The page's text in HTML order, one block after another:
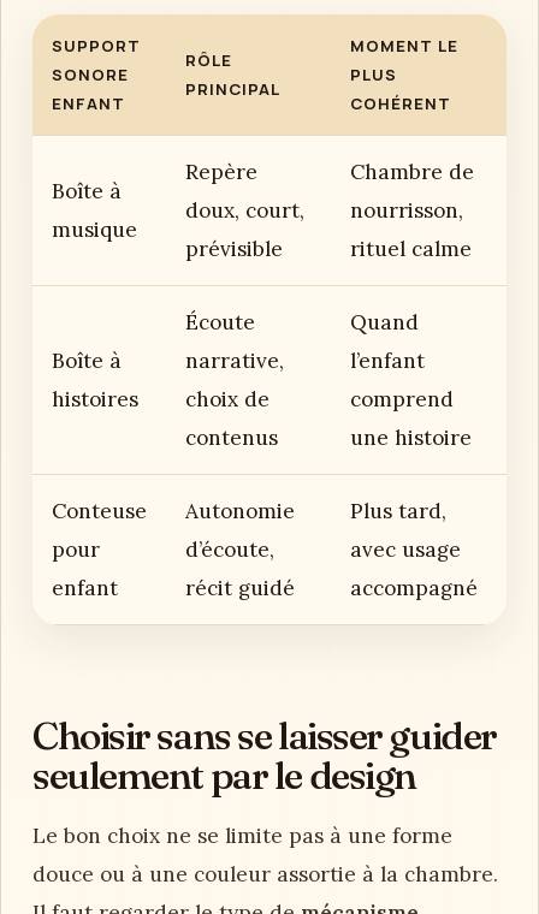
SUPPORT
SONORE
ENFANT
RÔLE
PRINCIPAL
MOMENT LE
PLUS
COHÉRENT
Boîte à
musique
Repère
doux, court,
prévisible
Chambre de
nourrisson,
rituel calme
Boîte à
histoires
Écoute
narrative,
choix de
contenus
Quand
l’enfant
comprend
une histoire
Conteuse
pour
enfant
Autonomie
d’écoute,
récit guidé
Plus tard,
avec usage
accompagné
Choisir sans se laisser guider
seulement par le design
Le bon choix ne se limite pas à une forme
douce ou à une couleur assortie à la chambre.